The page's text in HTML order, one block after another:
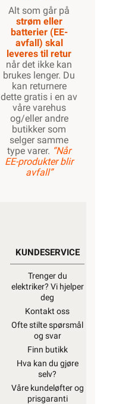
Alt som går på
strøm eller
batterier (EE-
avfall) skal
leveres til retur
når det ikke kan
brukes lenger. Du
kan returnere
dette gratis i en av
våre varehus
og/eller andre
butikker som
selger samme
type varer. “Når
EE-produkter blir
avfall”
KUNDESERVICE
Trenger du
elektriker? Vi hjelper
deg
Kontakt oss
Ofte stilte spørsmål
og svar
Finn butikk
Hva kan du gjøre
selv?
Våre kundeløfter og
prisgaranti